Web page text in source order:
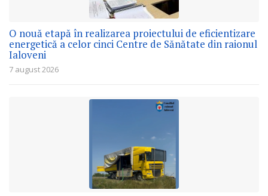
O nouă etapă în realizarea proiectului de eficientizare
energetică a celor cinci Centre de Sănătate din raionul
Ialoveni
7 august 2026